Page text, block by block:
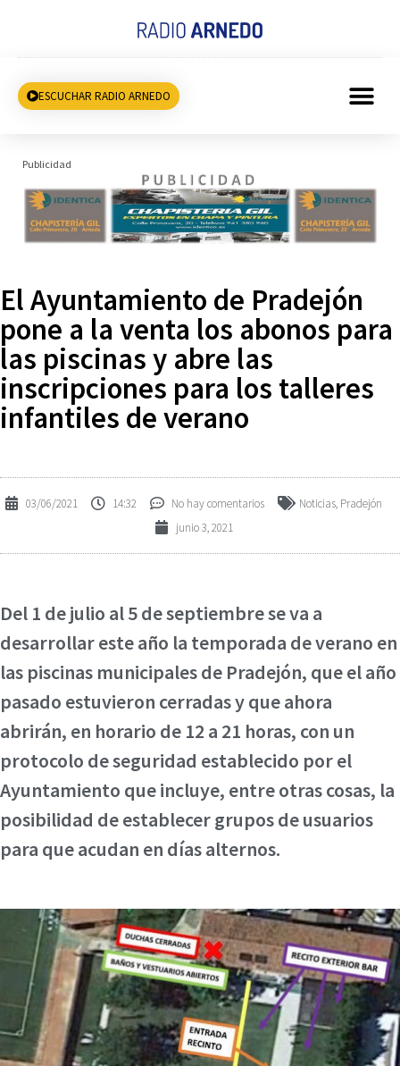
ESCUCHAR RADIO ARNEDO
Publicidad
El Ayuntamiento de Pradejón
pone a la venta los abonos para
las piscinas y abre las
inscripciones para los talleres
infantiles de verano
03/06/2021 14:32 No hay comentarios Noticias, Pradejón
junio 3, 2021
Del 1 de julio al 5 de septiembre se va a
desarrollar este año la temporada de verano en
las piscinas municipales de Pradejón, que el año
pasado estuvieron cerradas y que ahora
abrirán, en horario de 12 a 21 horas, con un
protocolo de seguridad establecido por el
Ayuntamiento que incluye, entre otras cosas, la
posibilidad de establecer grupos de usuarios
para que acudan en días alternos.